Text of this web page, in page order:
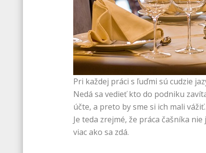
Pri každej práci s ľuďmi sú cudzie
Nedá sa vedieť kto do podniku
účte, a preto by sme si ich mali
Je teda zrejmé, že práca čašníka
viac ako sa zdá.